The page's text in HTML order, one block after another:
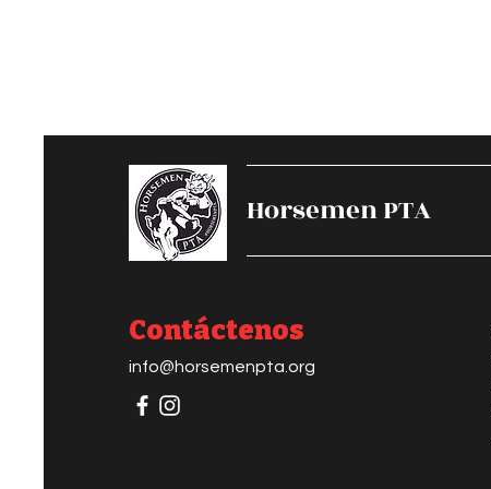
Horsemen PTA
Contáctenos
info@horsemenpta.org